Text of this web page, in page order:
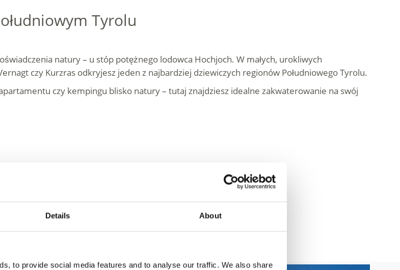
Details About
to provide social media features and to analyse our traffic. We also share
Tyrolu
natury – u stóp potężnego lodowca Hochjoch. W małych, urokliwych
czy Kurzras odkryjesz jeden z najbardziej dziewiczych regionów Południowego Tyrolu.
czy kempingu blisko natury – tutaj znajdziesz idealne zakwaterowanie na swój